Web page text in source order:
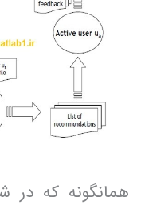
همانگونه که در